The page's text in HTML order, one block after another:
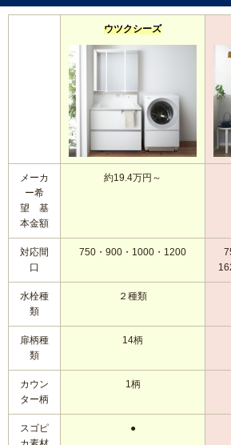
【マンション向け】大特価セット
【戸建て向け】大特価セット
【数量限定3台】大特価キッチン
【数量限定3台】大特価トイレ
激安！プチリフォーム
会社概要
キャンペーン商品
福岡でリフォーム協力業者を募集しています！
ン対応
NEWS & TOPICS
ウツクシーズ
メーカ
ー希
望 基
本金額
約19.4万円～
対応間
口
750・900・1000・1200
水栓種
類
２種類
扉柄種
類
14柄
カウン
ター柄
1柄
スゴピ
●